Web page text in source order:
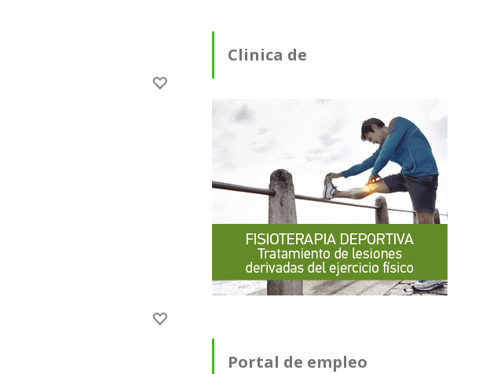
Clinica de
Fisioterapia
Portal de empleo